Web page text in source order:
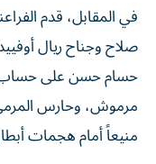
في المقابل، قدم
صلاح وجناح ريال
حسام حسن على حساب
مرموش، وحارس
منيعاً أمام هجمات